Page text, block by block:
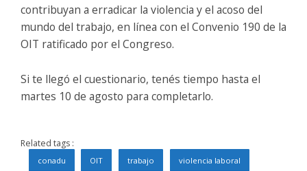
contribuyan a erradicar la violencia y el acoso del
mundo del trabajo, en línea con el Convenio 190 de la
OIT ratificado por el Congreso.
Si te llegó el cuestionario, tenés tiempo hasta el
martes 10 de agosto para completarlo.
Related tags :
conadu OIT trabajo violencia laboral